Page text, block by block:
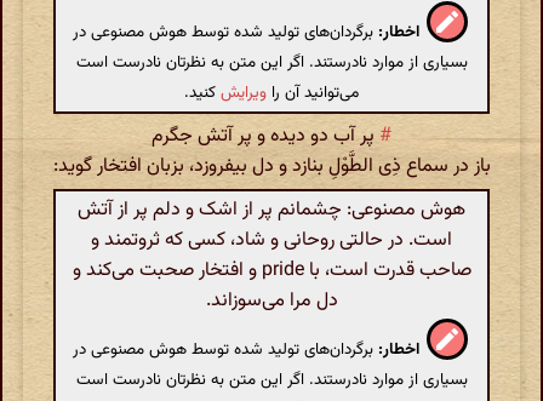
اخطار: برگردان‌های تولید شده توسط هوش مصنوعی در
بسیاری از موارد نادرستند. اگر این متن به نظرتان نادرست است
می‌توانید آن را ویرایشکنید.
#پر آب دو دیده و پر آتش جگرم
باز در سماع ذِی الطَّوْلِ بنازد و دل بیفروزد، بزبان افتخار گوید:
هوش مصنوعی: چشمانم پر از اشک و دلم پر از آتش
است. در حالتی روحانی و شاد، کسی که ثروتمند و
صاحب قدرت است، با pride و افتخار صحبت می‌کند و
دل مرا می‌سوزاند.
اخطار: برگردان‌های تولید شده توسط هوش مصنوعی در
بسیاری از موارد نادرستند. اگر این متن به نظرتان نادرست است